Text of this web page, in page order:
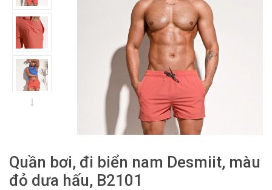
Quần bơi, đi biển nam Desmiit, màu
đỏ dưa hấu, B2101